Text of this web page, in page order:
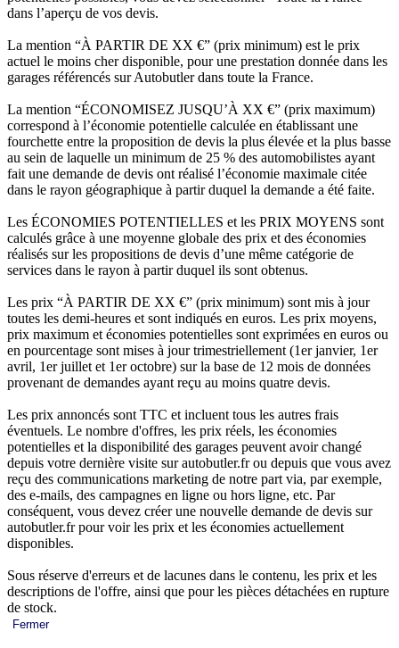
dans l’aperçu de vos devis.
La mention “À PARTIR DE XX €” (prix minimum) est le prix
actuel le moins cher disponible, pour une prestation donnée dans les
garages référencés sur Autobutler dans toute la France.
La mention “ÉCONOMISEZ JUSQU’À XX €” (prix maximum)
correspond à l’économie potentielle calculée en établissant une
fourchette entre la proposition de devis la plus élevée et la plus basse
au sein de laquelle un minimum de 25 % des automobilistes ayant
fait une demande de devis ont réalisé l’économie maximale citée
dans le rayon géographique à partir duquel la demande a été faite.
Les ÉCONOMIES POTENTIELLES et les PRIX MOYENS sont
calculés grâce à une moyenne globale des prix et des économies
réalisés sur les propositions de devis d’une même catégorie de
services dans le rayon à partir duquel ils sont obtenus.
Les prix “À PARTIR DE XX €” (prix minimum) sont mis à jour
toutes les demi-heures et sont indiqués en euros. Les prix moyens,
prix maximum et économies potentielles sont exprimées en euros ou
en pourcentage sont mises à jour trimestriellement (1er janvier, 1er
avril, 1er juillet et 1er octobre) sur la base de 12 mois de données
provenant de demandes ayant reçu au moins quatre devis.
Les prix annoncés sont TTC et incluent tous les autres frais
éventuels. Le nombre d'offres, les prix réels, les économies
potentielles et la disponibilité des garages peuvent avoir changé
depuis votre dernière visite sur autobutler.fr ou depuis que vous avez
reçu des communications marketing de notre part via, par exemple,
des e-mails, des campagnes en ligne ou hors ligne, etc. Par
conséquent, vous devez créer une nouvelle demande de devis sur
autobutler.fr pour voir les prix et les économies actuellement
disponibles.
Sous réserve d'erreurs et de lacunes dans le contenu, les prix et les
descriptions de l'offre, ainsi que pour les pièces détachées en rupture
de stock.
Fermer